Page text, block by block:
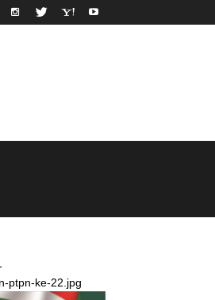
ptpn-ke-22.jpg